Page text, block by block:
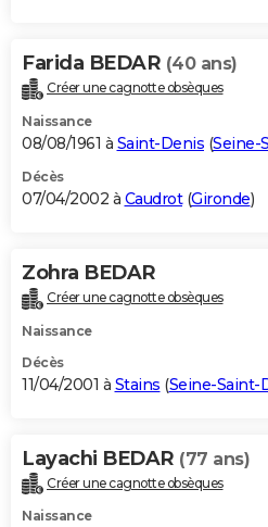
Farida BEDAR (40 ans)
Créer une cagnotte obsèques
Naissance
08/08/1961 à Saint-Denis (Seine-
Décès
07/04/2002 à Caudrot(Gironde)
Zohra BEDAR
Créer une cagnotte obsèques
Naissance
Décès
11/04/2001 à Stains (Seine-Saint-
Layachi BEDAR (77 ans)
Créer une cagnotte obsèques
Naissance